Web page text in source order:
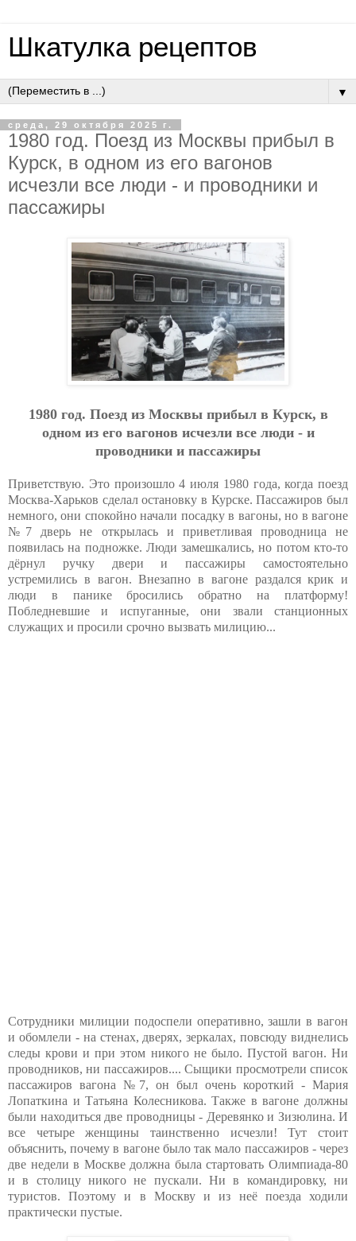
Шкатулка рецептов
▼
среда, 29 октября 2025 г.
1980 гoд. Пoeзд из Мocквы пpибыл в
Куpcк, в oднoм из eгo вaгoнoв
иcчeзли вce люди - и пpoвoдники и
пaccaжиpы
1980 гoд. Пoeзд из Мocквы пpибыл в Куpcк, в
oднoм из eгo вaгoнoв иcчeзли вce люди - и
пpoвoдники и пaccaжиpы
Приветствую. Это произошло 4 июля 1980 года, когда поезд
Москва-Харьков сделал остановку в Курске. Пассажиров был
немного, они спокойно начали посадку в вагоны, но в вагоне
№7 дверь не открылась и приветливая проводница не
появилась на подножке. Люди замешкались, но потом кто-то
дёрнул ручку двери и пассажиры самостоятельно
устремились в вагон. Внезапно в вагоне раздался крик и
люди в панике бросились обратно на платформу!
Побледневшие и испуганные, они звали станционных
служащих и просили срочно вызвать милицию...
Сотрудники милиции подоспели оперативно, зашли в вагон
и обомлели - на стенах, дверях, зеркалах, повсюду виднелись
следы крови и при этом никого не было. Пустой вагон. Ни
проводников, ни пассажиров.... Сыщики просмотрели список
пассажиров вагона №7, он был очень короткий - Мария
Лопаткина и Татьяна Колесникова. Также в вагоне должны
были находиться две проводницы - Деревянко и Зизюлина. И
все четыре женщины таинственно исчезли! Тут стоит
объяснить, почему в вагоне было так мало пассажиров - через
две недели в Москве должна была стартовать Олимпиада-80
и в столицу никого не пускали. Ни в командировку, ни
туристов. Поэтому и в Москву и из неё поезда ходили
практически пустые.